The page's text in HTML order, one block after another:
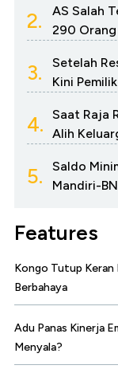
2.
AS Salah
290
3.
Setelah
Kini
4.
Saat Raja
Alih
5.
Saldo
Mandiri-
Features
Kongo Tutup Keran
Berbahaya
Adu Panas Kinerja
Menyala?